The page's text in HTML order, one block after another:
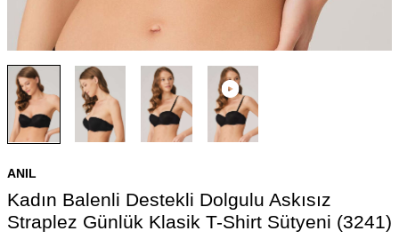
ANIL
Kadın Balenli Destekli Dolgulu Askısız
Straplez Günlük Klasik T-Shirt Sütyeni (3241)